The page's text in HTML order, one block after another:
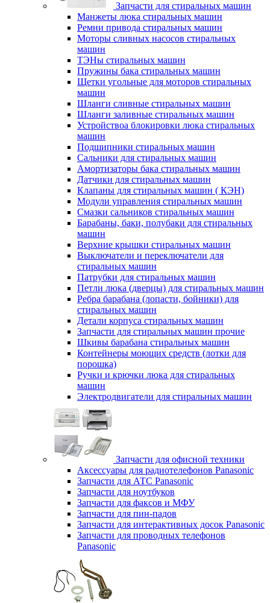
Запчасти для стиральных машин
Манжеты люка стиральных машин
Ремни привода стиральных машин
Моторы сливных насосов стиральных
машин
ТЭНы стиральных машин
Пружины бака стиральных машин
Щетки угольные для моторов стиральных
машин
Шланги сливные стиральных машин
Шланги заливные стиральных машин
Устройствоа блокировки люка стиральных
машин
Подшипники стиральных машин
Сальники для стиральных машин
Амортизаторы бака стиральных машин
Датчики для стиральных машин
Клапаны для стиральных машин ( КЭН)
Модули управления стиральных машин
Смазки сальников стиральных машин
Барабаны, баки, полубаки для стиральных
машин
Верхние крышки стиральных машин
Выключатели и переключатели для
стиральных машин
Патрубки для стиральных машин
Петли люка (дверцы) для стиральных машин
Ребра барабана (лопасти, бойники) для
стиральных машин
Детали корпуса стиральных машин
Запчасти для стиральных машин прочие
Шкивы барабана стиральных машин
Контейнеры моющих средств (лотки для
порошка)
Ручки и крючки люка для стиральных
машин
Электродвигатели для стиральных машин
Запчасти для офисной техники
Аксессуары для радиотелефонов Panasonic
Запчасти для АТС Panasonic
Запчасти для ноутбуков
Запчасти для факсов и МФУ
Запчасти для пин-падов
Запчасти для интерактивных досок Panasonic
Запчасти для проводных телефонов
Panasonic